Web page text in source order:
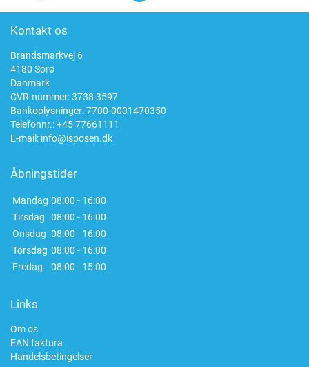
Kontakt os
Brandsmarkvej 6
4180 Sorø
Danmark
CVR-nummer: 3738 3597
Bankoplysninger: 7700-0001470350
Telefonnr.:+45 77661111
E-mail: info@isposen.dk
Åbningstider
Mandag 08:00 - 16:00
Tirsdag
08:00 - 16:00
Onsdag 08:00 - 16:00
Torsdag 08:00 - 16:00
Fredag
08:00 - 15:00
Links
Om os
EAN faktura
Handelsbetingelser